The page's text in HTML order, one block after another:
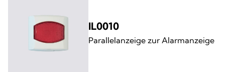
IL0010
Parallelanzeige zur Alarmanzeige